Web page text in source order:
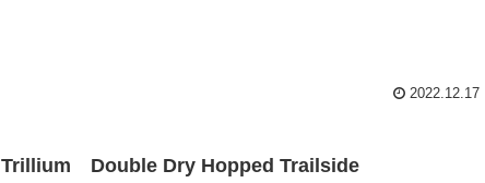
2022.12.17
Trillium Double Dry Hopped Trailside